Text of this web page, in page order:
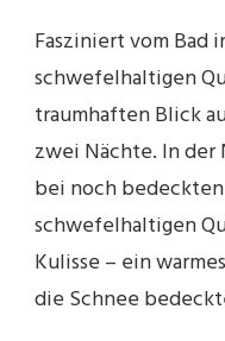
Fasziniert vom Bad
schwefelhaltigen
traumhaften Blick
zwei Nächte. In
bei noch
schwefelhaltigen
Kulisse – ein
die Schnee